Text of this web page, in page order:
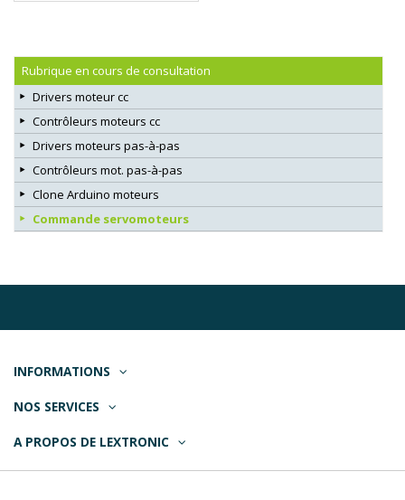
Rubrique en cours de consultation
Drivers moteur cc
Contrôleurs moteurs cc
Drivers moteurs pas-à-pas
Contrôleurs mot. pas-à-pas
Clone Arduino moteurs
Commande servomoteurs
INFORMATIONS
NOS SERVICES
A PROPOS DE LEXTRONIC